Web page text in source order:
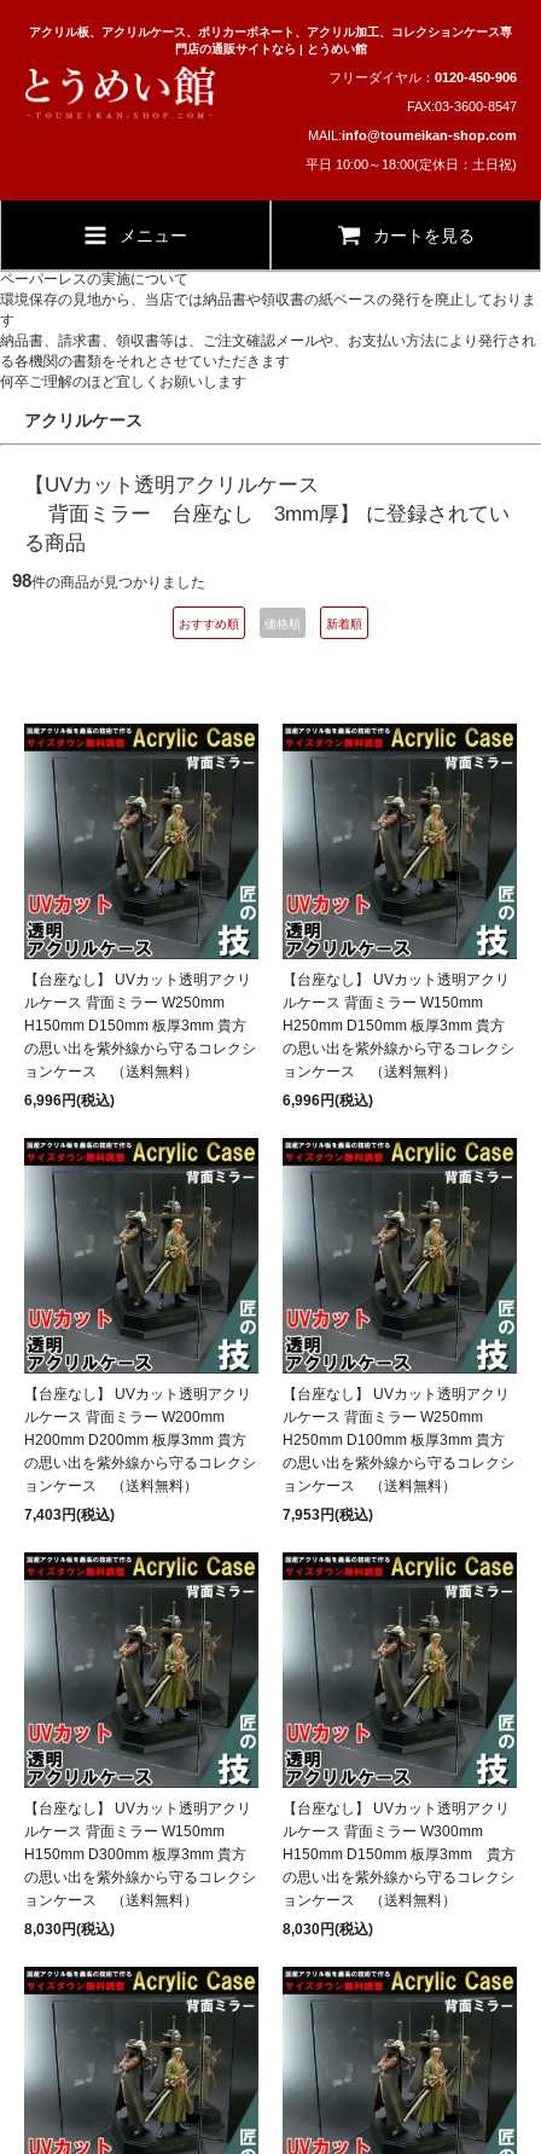
アクリル板、アクリルケース、ポリカーボネート、アクリル加工、コレクションケース専
門店の通販サイトなら | とうめい館
フリーダイヤル： 0120-450-906
FAX:03-3600-8547
MAIL:info@toumeikan-shop.com
平日 10:00～18:00(定休日：土日祝)
メニュー カートを見る
ペーパーレスの実施について
環境保存の見地から、当店では納品書や領収書の紙ベースの発行を廃止しておりま
す
納品書、請求書、領収書等は、ご注文確認メールや、お支払い方法により発行され
る各機関の書類をそれとさせていただきます
何卒ご理解のほど宜しくお願いします
アクリルケース
【UVカット透明アクリルケース
背面ミラー 台座なし 3mm厚】 に登録されてい
る商品
98件の商品が見つかりました
おすすめ順 価格順 新着順
【台座なし】 UVカット透明アクリ
ルケース 背面ミラー W250mm
H150mm D150mm 板厚3mm 貴方
の思い出を紫外線から守るコレクシ
ョンケース （送料無料）
6,996円(税込)
【台座なし】 UVカット透明アクリ
ルケース 背面ミラー W150mm
H250mm D150mm 板厚3mm 貴方
の思い出を紫外線から守るコレクシ
ョンケース （送料無料）
6,996円(税込)
【台座なし】 UVカット透明アクリ
ルケース 背面ミラー W200mm
H200mm D200mm 板厚3mm 貴方
の思い出を紫外線から守るコレクシ
ョンケース （送料無料）
7,403円(税込)
【台座なし】 UVカット透明アクリ
ルケース 背面ミラー W250mm
H250mm D100mm 板厚3mm 貴方
の思い出を紫外線から守るコレクシ
ョンケース （送料無料）
7,953円(税込)
【台座なし】 UVカット透明アクリ
ルケース 背面ミラー W150mm
H150mm D300mm 板厚3mm 貴方
の思い出を紫外線から守るコレクシ
ョンケース （送料無料）
8,030円(税込)
【台座なし】 UVカット透明アクリ
ルケース 背面ミラー W300mm
H150mm D150mm 板厚3mm 貴方
の思い出を紫外線から守るコレクシ
ョンケース （送料無料）
8,030円(税込)